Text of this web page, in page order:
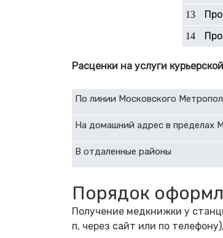
13
14
Расценки на услуги
По линии Московского
На домашний адрес в пределах
В отдаленные районы
Порядок
Получение медкнижки у
п, через сайт или по